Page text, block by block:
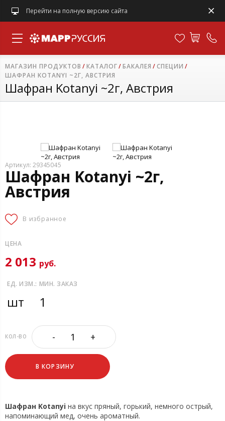
Перейти на полную версию сайта
МАГАЗИН ПРОДУКТОВ КАТАЛОГ БАКАЛЕЯ
СПЕЦИИ
ШАФРАН KOTANYI ~2Г, АВСТРИЯ
Шафран Kotanyi ~2г, Австрия
Артикул: 29345045
Шафран Kotanyi ~2г,
Австрия
В избранное
ЦЕНА
2 013 руб.
ЕД. ИЗМ.:
шт
МИН. ЗАКАЗ
1
КОЛ-ВО - +
В КОРЗИНУ
Шафран Kotanyi на вкус пряный, горький, немного острый,
напоминающий мед, очень ароматный.